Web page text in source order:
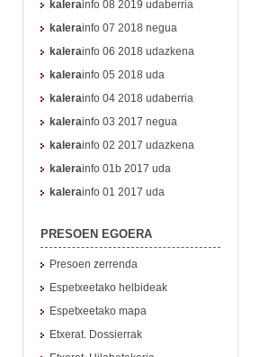
kalerainfo 08 2019 udaberria
kalerainfo 07 2018 negua
kalerainfo 06 2018 udazkena
kalerainfo 05 2018 uda
kalerainfo 04 2018 udaberria
kalerainfo 03 2017 negua
kalerainfo 02 2017 udazkena
kalerainfo 01b 2017 uda
kalerainfo 01 2017 uda
PRESOEN EGOERA
Presoen zerrenda
Espetxeetako helbideak
Espetxeetako mapa
Etxerat. Dossierrak